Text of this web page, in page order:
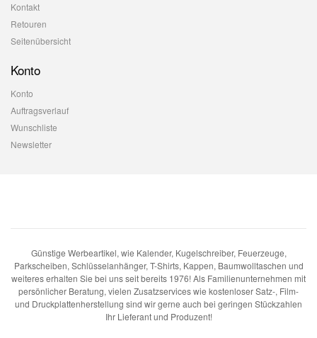
Kontakt
Retouren
Seitenübersicht
Konto
Konto
Auftragsverlauf
Wunschliste
Newsletter
Günstige Werbeartikel, wie Kalender, Kugelschreiber, Feuerzeuge,
Parkscheiben, Schlüsselanhänger, T-Shirts, Kappen, Baumwolltaschen und
weiteres erhalten Sie bei uns seit bereits 1976! Als Familienunternehmen mit
persönlicher Beratung, vielen Zusatzservices wie kostenloser Satz-, Film-
und Druckplattenherstellung sind wir gerne auch bei geringen Stückzahlen
Ihr Lieferant und Produzent!